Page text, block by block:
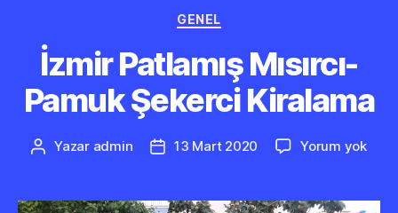
Kategoriler
GENEL
İzmir Patlamış Mısırcı-
Pamuk Şekerci Kiralama
Yazının
Yazar admin
Yazı13 Mart 2020 Yorum yokİzmir